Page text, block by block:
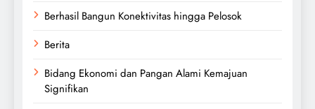
Berhasil Bangun Konektivitas hingga Pelosok
Berita
Bidang Ekonomi dan Pangan Alami Kemajuan
Signifikan